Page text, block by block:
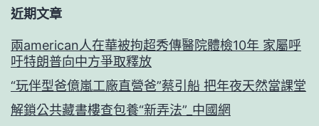
近期文章
兩american人在華被拘超秀傳醫院體檢10年 家屬呼
吁特朗普向中方爭取釋放
“玩伴型爸億嵐工廠直營爸”蔡引船 把年夜天然當課堂
解鎖公共藏書樓查包養“新弄法”_中國網